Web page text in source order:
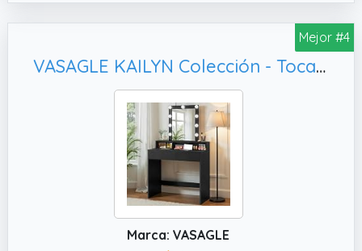
Mejor #4
VASAGLE KAILYN Colección - Tocador, Negro RDT114T16
Marca: VASAGLE